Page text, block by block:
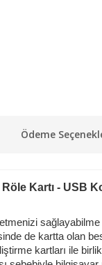
Ödeme
Kartı - USB
sağlayabilme
de kartta olan
kartları ile